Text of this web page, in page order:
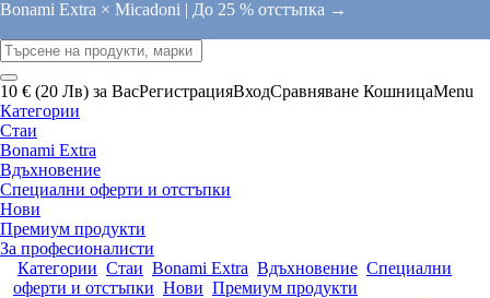
Bonami Extra × Micadoni | До 25 % отстъпка →
10 € (20 Лв) за ВасРегистрацияВходСравняване КошницаMenu
Категории
Стаи
Bonami Extra
Вдъхновение
Специални оферти и отстъпки
Нови
Премиум продукти
За професионалисти
Категории Стаи Bonami Extra Вдъхновение Специални
оферти и отстъпки Нови Премиум продукти